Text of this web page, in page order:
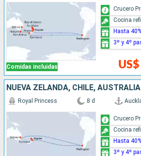
Comidas incluidas
Crucero
Cocina
Hasta
3º y 4º
NUEVA ZELANDA, CHILE, AUSTRALIA
Royal Princess 8 d
Crucero
Cocina
Hasta
3º y 4º